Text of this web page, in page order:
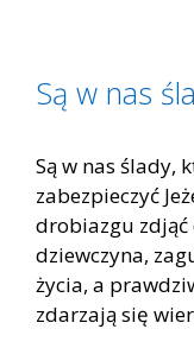
Są w nas
Są w nas ślady,
zabezpieczyć
drobiazgu zdjąć
dziewczyna,
życia, a
zdarzają się